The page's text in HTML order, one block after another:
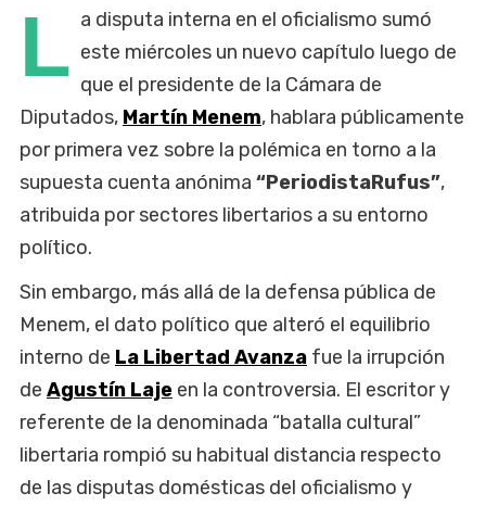
L a disputa interna en el oficialismo sumó
este miércoles un nuevo capítulo luego de
que el presidente de la Cámara de
Diputados, Martín Menem, hablara públicamente
por primera vez sobre la polémica en torno a la
supuesta cuenta anónima “PeriodistaRufus”,
atribuida por sectores libertarios a su entorno
político.
Sin embargo, más allá de la defensa pública de
Menem, el dato político que alteró el equilibrio
interno de La Libertad Avanza fue la irrupción
de Agustín Laje en la controversia. El escritor y
referente de la denominada “batalla cultural”
libertaria rompió su habitual distancia respecto
de las disputas domésticas del oficialismo y